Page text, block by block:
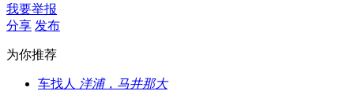
我要举报
分享 发布
为你推荐
车找人 洋浦，马井那大